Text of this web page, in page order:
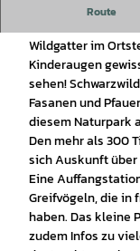
Route
Hildesheims wilde
Wildgatter im
Kinderaugen
sehen!
Fasanen und
diesem Naturpark
Den mehr als 300
sich Auskunft
Eine
Greifvögeln, die in
haben. Das kleine
zudem Infos zu